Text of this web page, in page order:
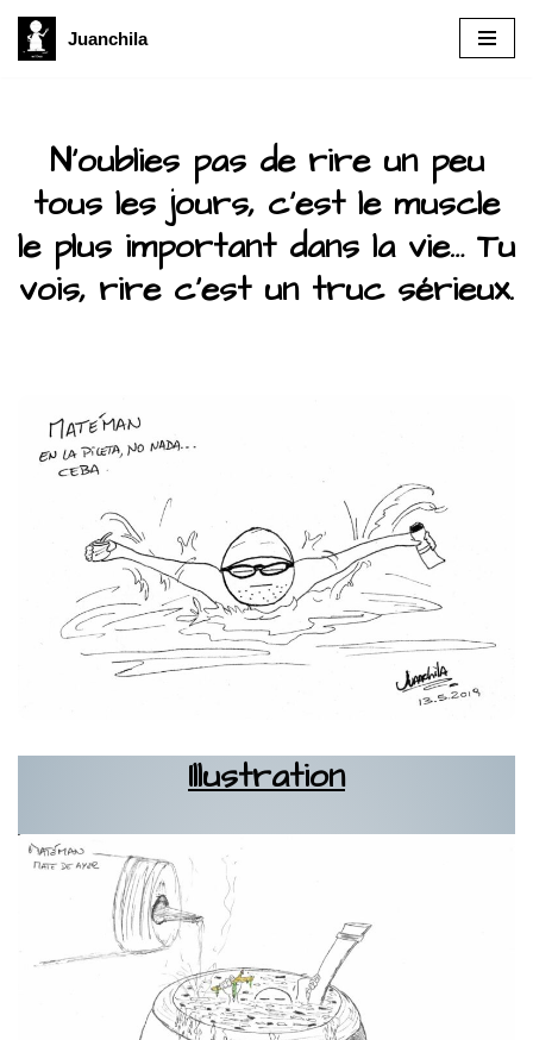
Aller
Juanchila
N’oublies pas de rire un peu
tous les jours, c’est le muscle
le plus important dans la vie… Tu
vois, rire c’est un truc sérieux.
Illustration